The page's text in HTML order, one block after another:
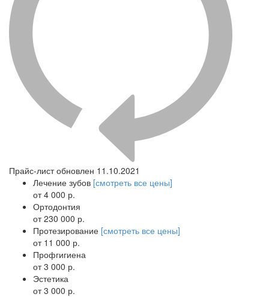
Прайс-лист обновлен 11.10.2021
Лечение зубов [смотреть все цены]
от 4 000 р.
Ортодонтия
от 230 000 р.
Протезирование [смотреть все цены]
от 11 000 р.
Профгигиена
от 3 000 р.
Эстетика
от 3 000 р.